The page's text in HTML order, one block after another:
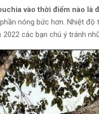
vào thời điểm nào là
nóng bức hơn. Nhiệt độ
2022 các bạn chú ý tránh